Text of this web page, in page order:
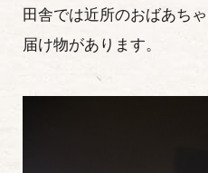
田舎では近所のおばあち
届け物があります。